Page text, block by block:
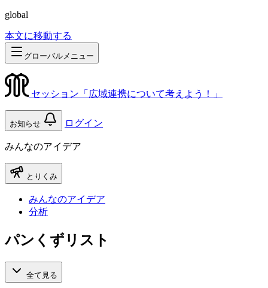
global
本文に移動する
グローバルメニュー
セッション「広域連携について考えよう！」
お知らせ ログイン
みんなのアイデア
とりくみ
みんなのアイデア
分析
パンくずリスト
全て見る